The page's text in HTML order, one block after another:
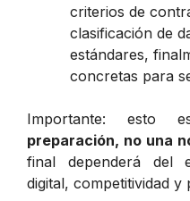
criterios de
clasificación de
estándares,
concretas para
Importante: esto
preparación, no una
final dependerá del
digital, competitividad y